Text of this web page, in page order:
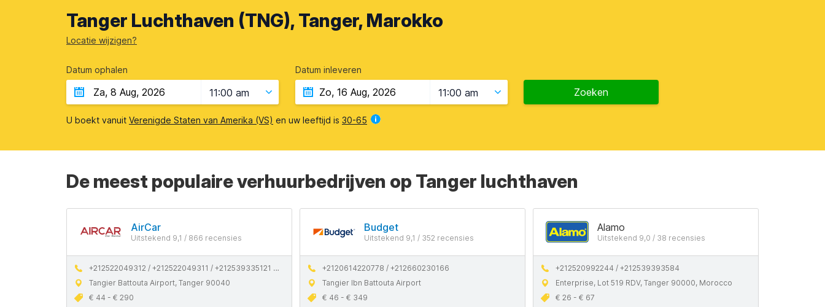
Tanger Luchthaven (TNG), Tanger, Marokko
Locatie wijzigen?
Datum ophalen
11:00 am
Datum inleveren
11:00 am Zoeken
U boekt vanuit Verenigde Staten van Amerika (VS) en uw leeftijd is 30-65
De meest populaire verhuurbedrijven op Tanger luchthaven
AirCar
Uitstekend 9,1 / 866 recensies
+212522049312 / +212522049311 / +212539335121 / +212663476051 / +212522269168
Tangier Battouta Airport, Tanger 90040
€ 44 - € 290
Budget
Uitstekend 9,1 / 352 recensies
+2120614220778 / +212660230166
Tangier Ibn Battouta Airport
€ 46 - € 349
Alamo
Uitstekend 9,0 / 38 recensies
+212520992244 / +212539393584
Enterprise, Lot 519 RDV, Tanger 90000, Morocco
€ 26 - € 67